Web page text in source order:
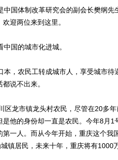
国体制改革研究会的副会长樊纲先
迎两位来到这里。
国的城市化进城。
，农民工转成城市人，享受城市待
说不出来。
龙市镇龙头村农民，尽管在20多
他的身份却一直是农民。今年8月1
一人。而从今年开始，重庆这个我
镇居民，未来十年，重庆将有1000